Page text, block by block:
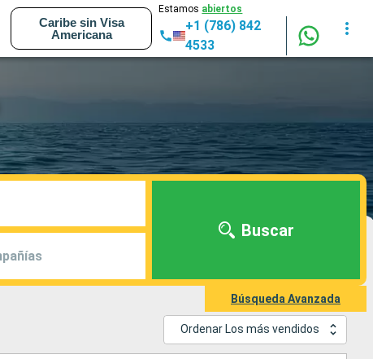
Caribe sin Visa
Americana
Estamos abiertos
+1 (786) 842
4533
Buscar
Búsqueda Avanzada
Ordenar Los más vendidos